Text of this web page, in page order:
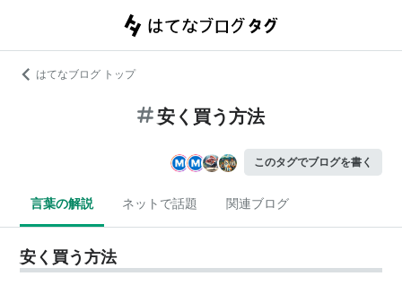
はてなブログ トップ
安く買う方法
このタグでブログを書く
言葉の解説 ネットで話題 関連ブログ
安く買う方法